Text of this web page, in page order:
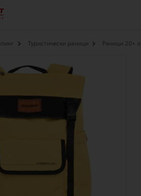
Туристически раници Раници 20+